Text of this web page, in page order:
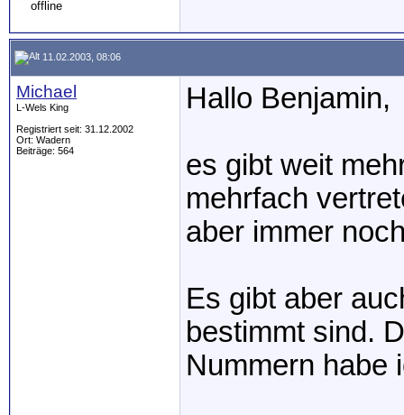
11.02.2003, 08:06
Michael
L-Wels King
Registriert seit: 31.12.2002
Ort: Wadern
Beiträge: 564
Hallo Benjamin,
es gibt weit
mehrfach
aber immer
Es gibt aber
bestimmt sind.
Nummern habe